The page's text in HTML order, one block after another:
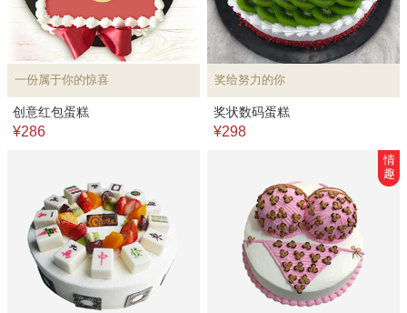
一份属于你的惊喜
创意红包蛋糕
¥286
奖给努力的你
奖状数码蛋糕
¥298
情
趣